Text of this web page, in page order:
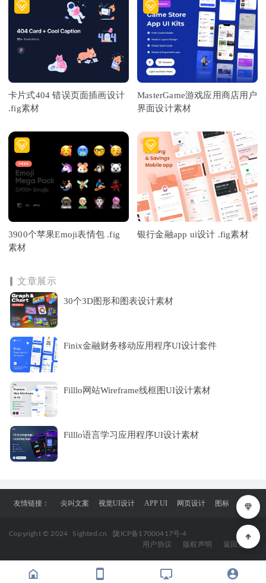
卡片式404 错误页面插画设计
.fig素材
MasterGame游戏应用商店用户
界面设计素材
3900个苹果Emoji表情包 .fig
素材
银行金融app ui设计 .fig素材
文章展示
30个3D图形和图表设计素材
Finix金融财务移动应用程序UI设计套件
Filllo网站Wireframe线框图UI设计素材
Filllo语言学习应用程序UI设计素材
友情链接： 尖叫文案 视觉UI设计 APP UI 网页设计 图标
Copyright © 2024 Sighted.cn
陇ICP备17000417号-4
用户协议
版权声明 返回顶部